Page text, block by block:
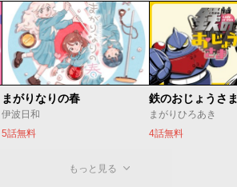
まがりなりの春
伊波日和
5話無料
鉄のおじょうさま
まがりひろあき
4話無料
もっと見る